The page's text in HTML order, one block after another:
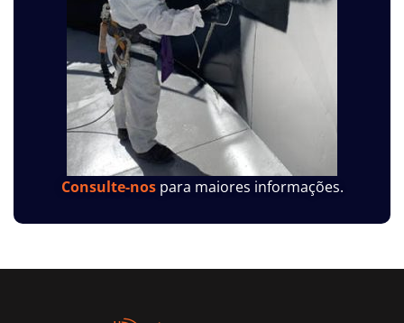
Consulte-nospara maiores informações.